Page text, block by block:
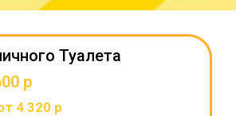
Туалета
р
4 320 р